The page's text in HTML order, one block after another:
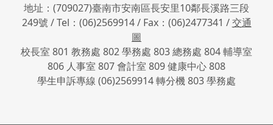
地址：(709027)臺南市安南區長安里10鄰長溪路三段
249號 / Tel：(06)2569914 / Fax：(06)2477341 /交通
圖
校長室 801 教務處 802 學務處 803 總務處 804 輔導室
806 人事室 807 會計室 809 健康中心 808
學生申訴專線 (06)2569914 轉分機 803 學務處